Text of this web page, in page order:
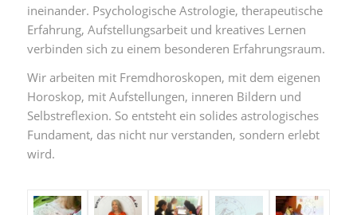
ineinander. Psychologische Astrologie, therapeutische
Erfahrung, Aufstellungsarbeit und kreatives Lernen
verbinden sich zu einem besonderen Erfahrungsraum.
Wir arbeiten mit Fremdhoroskopen, mit dem eigenen
Horoskop, mit Aufstellungen, inneren Bildern und
Selbstreflexion. So entsteht ein solides astrologisches
Fundament, das nicht nur verstanden, sondern erlebt
wird.